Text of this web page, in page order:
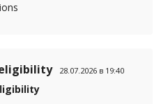
28.07.2026 в 19:40